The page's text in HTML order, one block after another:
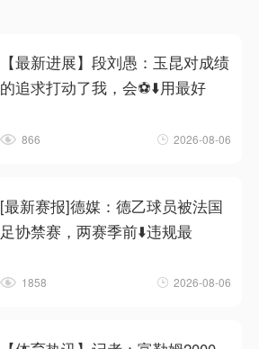
【最新进展】段刘愚：玉昆对成绩
的追求打动了我，会⚽⬇️用最好
866 2026-08-06
[最新赛报]德媒：德乙球员被法国
足协禁赛，两赛季前⬇️违规最
1858 2026-08-06